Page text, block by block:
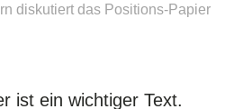
diskutiert das Positions-Papier
ist ein wichtiger Text.